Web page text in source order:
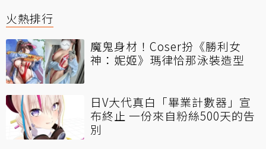
火熱排行
魔鬼身材！Coser扮《勝利女
神：妮姬》瑪律恰那泳裝造型
日V大代真白「畢業計數器」宣
布終止 一份來自粉絲500天的告
別